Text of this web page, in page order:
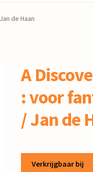
de Haan
A
: voor
/ Jan de
Verkrijgbaar bij